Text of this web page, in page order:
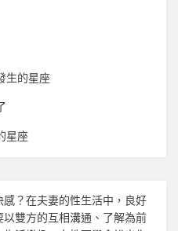
生的星座
星座
感？在夫妻的性生活中，良好
雙方的互相溝通、了解為前